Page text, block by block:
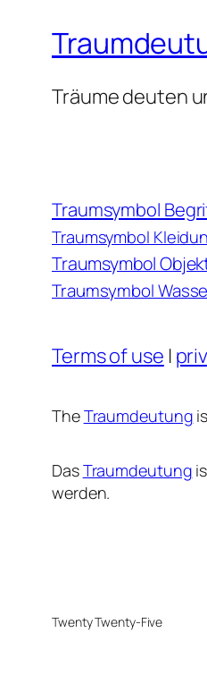
Träume deuten
Traumsymbol
Traumsymbol
Traumsymbol
Traumsymbol
Terms of use |
TheTraumdeutung
DasTraumdeutung
werden.
Twenty Twenty-Five